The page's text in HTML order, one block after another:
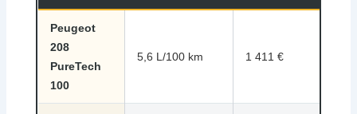
Peugeot
208
PureTech
100
5,6 L/100 km 1 411 €